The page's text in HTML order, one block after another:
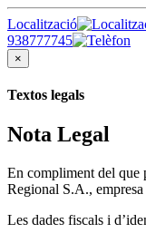
Localització
938777745
×
Textos legals
Nota Legal
En compliment del que
Regional S.A.,
Les dades fiscals i